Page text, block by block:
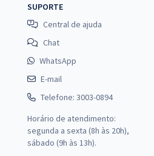
SUPORTE
Central de ajuda
Chat
WhatsApp
E-mail
Telefone: 3003-0894
Horário de atendimento:
segunda a sexta (8h às 20h),
sábado (9h às 13h).